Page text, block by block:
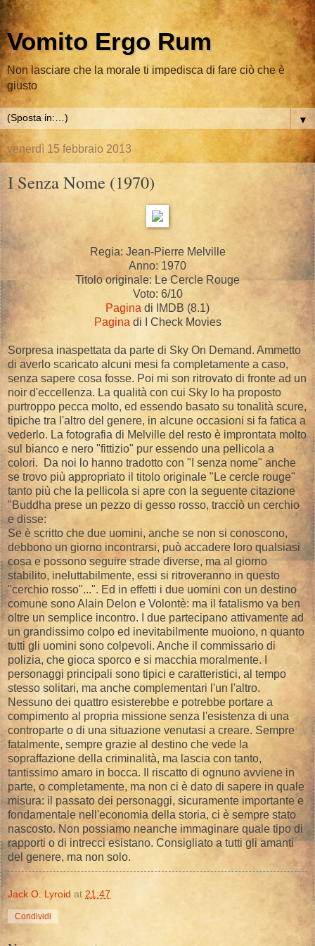
Vomito Ergo Rum
Non lasciare che la morale ti impedisca di fare ciò che è
giusto
▼
venerdì 15 febbraio 2013
I Senza Nome (1970)
Regia: Jean-Pierre Melville
Anno: 1970
Titolo originale: Le Cercle Rouge
Voto: 6/10
Pagina di IMDB (8.1)
Pagina di I Check Movies
Sorpresa inaspettata da parte di Sky On Demand. Ammetto
di averlo scaricato alcuni mesi fa completamente a caso,
senza sapere cosa fosse. Poi mi son ritrovato di fronte ad un
noir d'eccellenza. La qualità con cui Sky lo ha proposto
purtroppo pecca molto, ed essendo basato su tonalità scure,
tipiche tra l'altro del genere, in alcune occasioni si fa fatica a
vederlo. La fotografia di Melville del resto è improntata molto
sul bianco e nero "fittizio" pur essendo una pellicola a
colori. Da noi lo hanno tradotto con "I senza nome" anche
se trovo più appropriato il titolo originale "Le cercle rouge"
tanto più che la pellicola si apre con la seguente citazione
"Buddha prese un pezzo di gesso rosso, tracciò un cerchio
e disse:
Se è scritto che due uomini, anche se non si conoscono,
debbono un giorno incontrarsi, può accadere loro qualsiasi
cosa e possono seguire strade diverse, ma al giorno
stabilito, ineluttabilmente, essi si ritroveranno in questo
"cerchio rosso"...". Ed in effetti i due uomini con un destino
comune sono Alain Delon e Volontè: ma il fatalismo va ben
oltre un semplice incontro. I due partecipano attivamente ad
un grandissimo colpo ed inevitabilmente muoiono, n quanto
tutti gli uomini sono colpevoli. Anche il commissario di
polizia, che gioca sporco e si macchia moralmente. I
personaggi principali sono tipici e caratteristici, al tempo
stesso solitari, ma anche complementari l'un l'altro.
Nessuno dei quattro esisterebbe e potrebbe portare a
compimento al propria missione senza l'esistenza di una
controparte o di una situazione venutasi a creare. Sempre
fatalmente, sempre grazie al destino che vede la
sopraffazione della criminalità, ma lascia con tanto,
tantissimo amaro in bocca. Il riscatto di ognuno avviene in
parte, o completamente, ma non ci è dato di sapere in quale
misura: il passato dei personaggi, sicuramente importante e
fondamentale nell'economia della storia, ci è sempre stato
nascosto. Non possiamo neanche immaginare quale tipo di
rapporti o di intrecci esistano. Consigliato a tutti gli amanti
del genere, ma non solo.
Jack O. Lyroid at 21:47
Condividi